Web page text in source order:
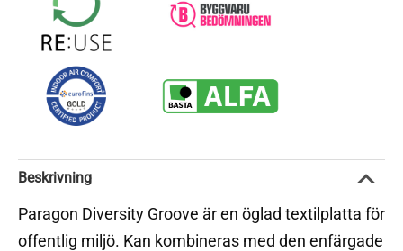
Beskrivning
Paragon Diversity Groove är en öglad textilplatta för
offentlig miljö. Kan kombineras med den enfärgade